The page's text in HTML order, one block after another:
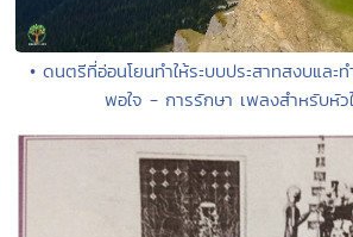
• ดนตรีที่อ่อนโยนทำให้ระบบประสาทสงบแล
พอใจ - การรักษา เพลงสำหรับหัว